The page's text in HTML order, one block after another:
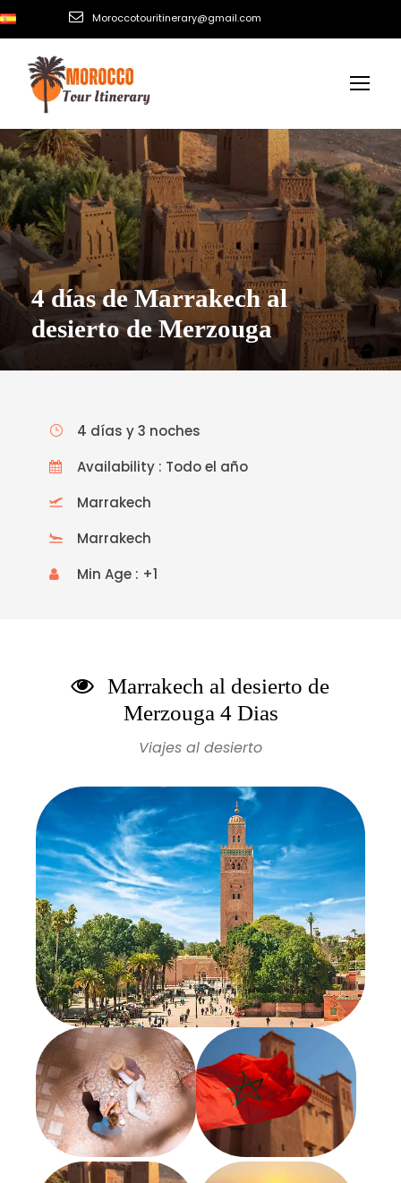
Moroccotouritinerary@gmail.com
4 días de Marrakech al
desierto de Merzouga
4 días y 3 noches
Availability : Todo el año
Marrakech
Marrakech
Min Age : +1
Marrakech al desierto de
Merzouga 4 Dias
Viajes al desierto